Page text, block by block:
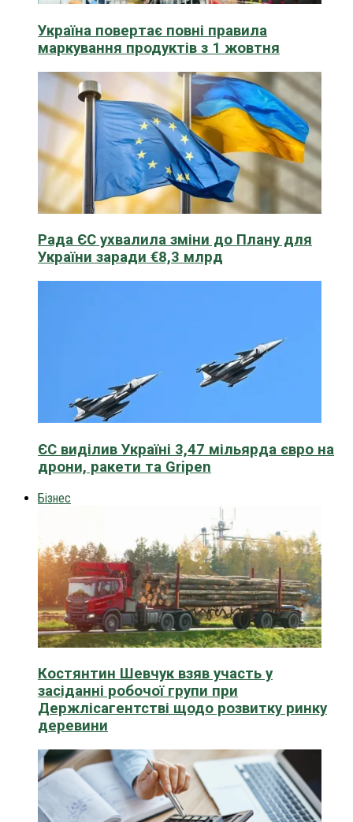
Україна повертає повні правила
маркування продуктів з 1 жовтня
Рада ЄС ухвалила зміни до Плану для
України заради €8,3 млрд
ЄС виділив Україні 3,47 мільярда євро на
дрони, ракети та Gripen
Бізнес
Костянтин Шевчук взяв участь у
засіданні робочої групи при
Держлісагентстві щодо розвитку ринку
деревини